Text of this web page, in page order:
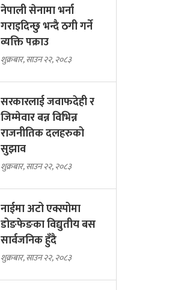
नेपाली सेनामा भर्ना
गराइदिन्छु भन्दै ठगी गर्ने
व्यक्ति पक्राउ
शुक्रबार, साउन २२, २०८३
सरकारलाई जवाफदेही र
जिम्मेवार बन्न विभिन्न
राजनीतिक दलहरुको
सुझाव
शुक्रबार, साउन २२, २०८३
नाईमा अटो एक्स्पोमा
डोङफेङका विद्युतीय बस
सार्वजनिक हुँदै
शुक्रबार, साउन २२, २०८३